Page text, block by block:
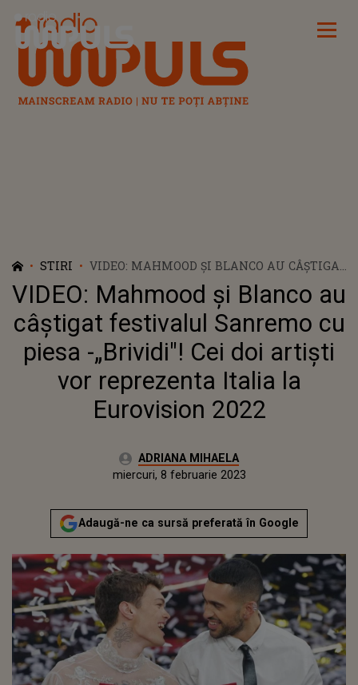
Radio Impuls
STIRI
VIDEO: MAHMOOD ȘI BLANCO AU CÂȘTIGAT
FESTIVALUL SANREMO CU PIESA -
„BRIVIDI"! CEI DOI ARTIȘTI VOR
REPREZENTA ITALIA LA EUROVISION 2022
VIDEO: Mahmood și Blanco au
câștigat festivalul Sanremo cu
piesa -„Brividi"! Cei doi artiști
vor reprezenta Italia la
Eurovision 2022
Autor:ADRIANA MIHAELA
marți, 8 februarie 2022Actualizat:
miercuri, 8 februarie 2023
Adaugă-ne ca sursă preferată în Google